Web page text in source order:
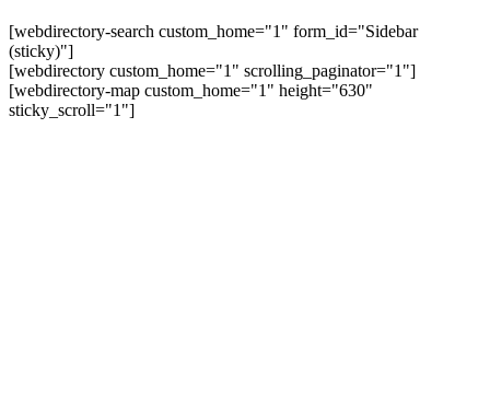
[webdirectory-search custom_home="1" form_id="Sidebar
(sticky)"]
[webdirectory custom_home="1" scrolling_paginator="1"]
[webdirectory-map custom_home="1" height="630"
sticky_scroll="1"]